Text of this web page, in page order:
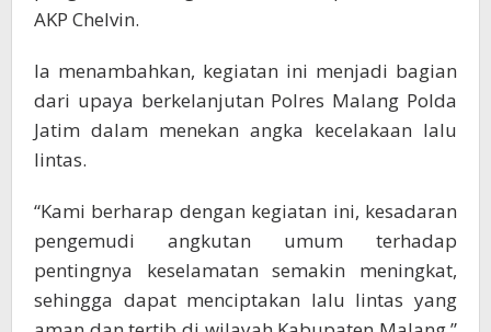
AKP Chelvin.
Ia menambahkan, kegiatan ini menjadi bagian
dari upaya berkelanjutan Polres Malang Polda
Jatim dalam menekan angka kecelakaan lalu
lintas.
“Kami berharap dengan kegiatan ini, kesadaran
pengemudi angkutan umum terhadap
pentingnya keselamatan semakin meningkat,
sehingga dapat menciptakan lalu lintas yang